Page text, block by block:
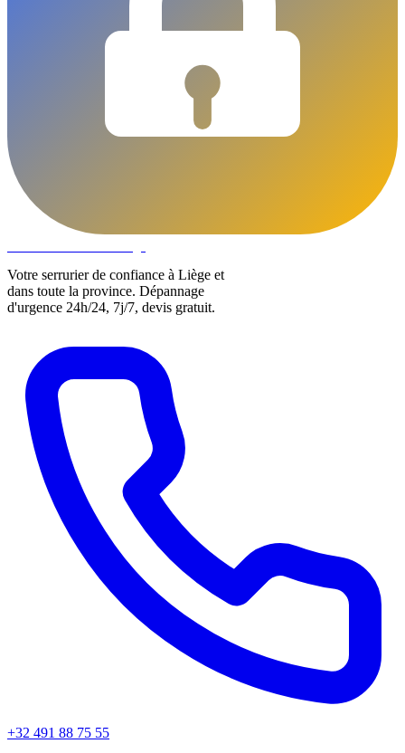
Votre serrurier de confiance à Liège et
dans toute la province. Dépannage
d'urgence 24h/24, 7j/7, devis gratuit.
+32 491 88 75 55